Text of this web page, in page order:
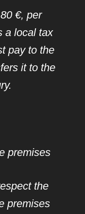
€, per
a local tax
pay to the
it to the
premises
the
premises